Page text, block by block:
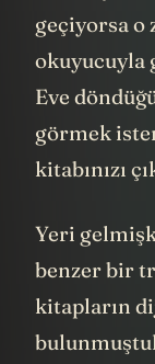
geçiyorsa o
okuyucuyla
Eve
görmek
kitabınızı
Yeri
benzer bir
kitapların